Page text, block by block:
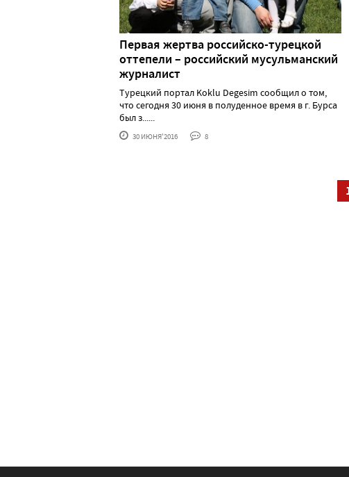
Первая жертва российско-турецкой
оттепели – российский мусульманский
журналист
Турецкий портал Koklu Degesim сообщил о том,
что сегодня 30 июня в полуденное время в г. Бурса
был з......
30 ИЮНЯ'2016 8